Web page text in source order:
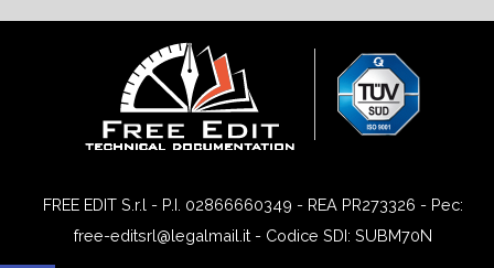
FREE EDIT S.r.l - P.I. 02866660349 - REA PR273326 - Pec:
free-editsrl@legalmail.it - Codice SDI: SUBM70N